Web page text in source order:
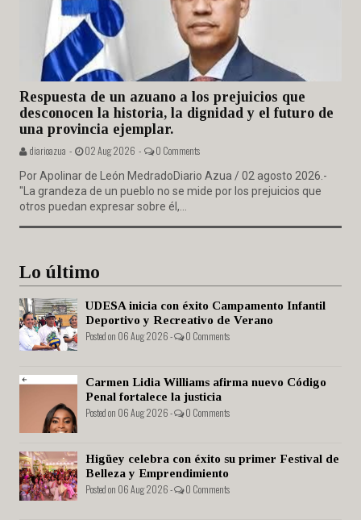
Respuesta de un azuano a los prejuicios que
desconocen la historia, la dignidad y el futuro de
una provincia ejemplar.
diarioazua - 02 Aug 2026 - 0 Comments
Por Apolinar de León MedradoDiario Azua / 02 agosto 2026.-
"La grandeza de un pueblo no se mide por los prejuicios que
otros puedan expresar sobre él,...
Lo último
UDESA inicia con éxito Campamento Infantil
Deportivo y Recreativo de Verano
Posted on 06 Aug 2026 - 0 Comments
Carmen Lidia Williams afirma nuevo Código
Penal fortalece la justicia
Posted on 06 Aug 2026 - 0 Comments
Higüey celebra con éxito su primer Festival de
Belleza y Emprendimiento
Posted on 06 Aug 2026 - 0 Comments